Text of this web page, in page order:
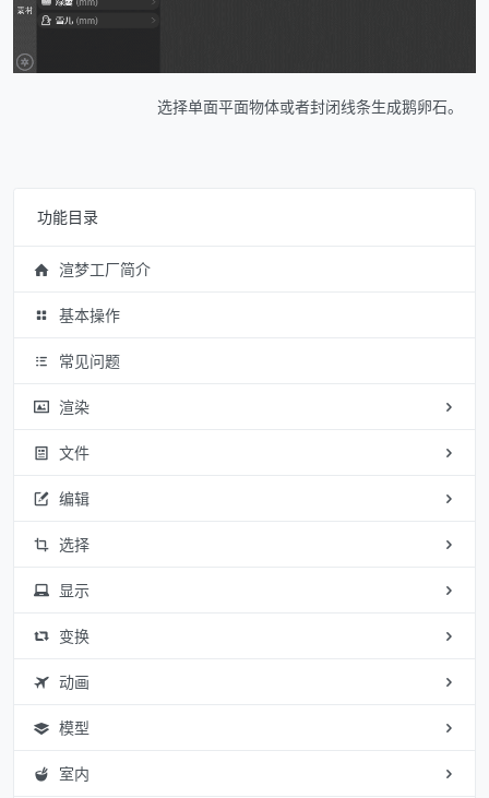
选择单面平面物体或者封闭线条生成鹅卵石。
功能目录
渲梦工厂简介
基本操作
常见问题
渲染
文件
编辑
选择
显示
变换
动画
模型
室内